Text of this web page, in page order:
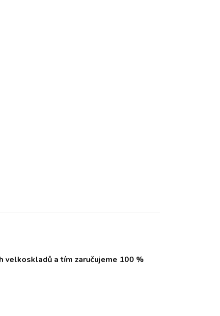
velkoskladů a tím zaručujeme 100 %